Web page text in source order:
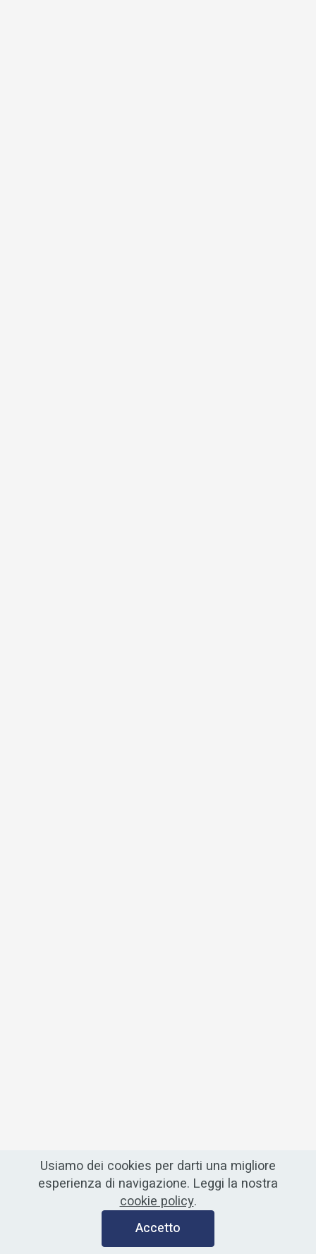
Usiamo dei cookies per darti una migliore
esperienza di navigazione. Leggi la nostra
cookie policy.
Accetto